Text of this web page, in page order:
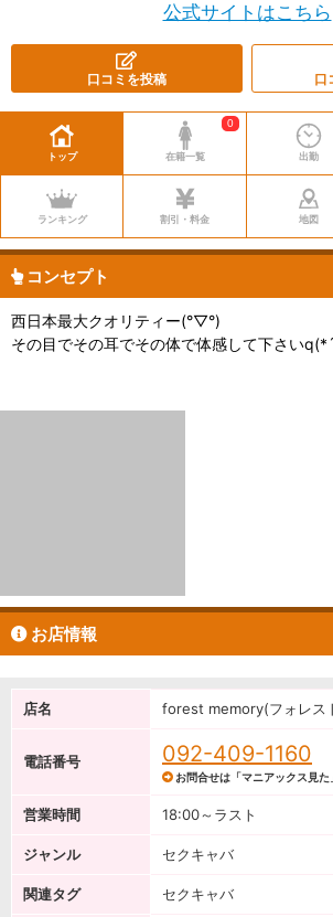
公式サイトはこちら
口コミを投稿 口
トップ 在籍一覧
0
出勤
ランキング 割引・料金 地図
コンセプト
西日本最大クオリティー(°▽°)
その目でその耳でその体で体感して下さい
お店情報
店名 forest memory(フォレス
電話番号 092-409-1160
お問合せは「マニアックス見た
営業時間 18:00～ラスト
ジャンル セクキャバ
関連タグ セクキャバ